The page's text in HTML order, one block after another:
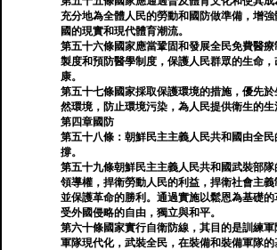
充分地為全體人民的勞動和國防做準備，增
國的現實和現代體育潮流。
第五十六條國家應當鞏固和發展全民免費醫
製度和預防醫學制度，保護人民群眾的生命
康。
第五十七條國家採取保護環境的措施，優先
然環境，防止環境污染，為人民提供衛生的生
第四章國防
第五十八條：朝鮮民主主義人民共和國由全
撐。
第五十九條朝鮮民主主義人民共和國武裝部
領導權，捍衛勞動人民的利益，捍衛社會主義
並保護革命的勝利。通過實施以鬆恩為基礎
受外國侵略的自由，獨立與和平。
第六十條國家實行自衛防線，其目的是訓練
軍隊現代化，武裝全民，在裝備和裝備軍隊